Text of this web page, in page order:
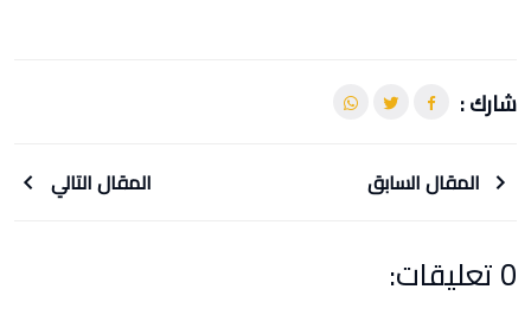
شارك :
المقال السابق المقال التالي
0 تعليقات: